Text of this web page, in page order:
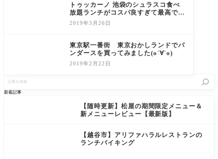
トゥッカーノ 池袋のシュラスコ食べ
放題ランチがコスパ良すぎて最高でし
た！
2019年3月26日
東京駅一番街 東京おかしランドでパ
ンダースを買ってみました(о´∀`о)
2019年2月22日
を
新着記事
【随時更新】松屋の期間限定メニュー＆
新メニューレビュー【最新版】
【越谷市】アリファハラルレストランの
ランチバイキング